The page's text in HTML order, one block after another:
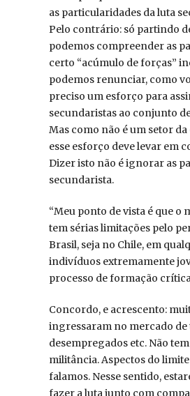
as particularidades da luta
Pelo contrário: só partindo
podemos compreender as
certo “acúmulo de forças”
podemos renunciar, como
preciso um esforço para
secundaristas ao conjunto
Mas como não é um setor
esse esforço deve levar em
Dizer isto não é ignorar as
secundarista.
“Meu ponto de vista é que
tem sérias limitações pelo
Brasil, seja no Chile, em
indivíduos extremamente
processo de formação
Concordo, e acrescento:
ingressaram no mercado de
desempregados etc. Não
militância. Aspectos do limite
falamos. Nesse sentido,
fazer a luta junto com